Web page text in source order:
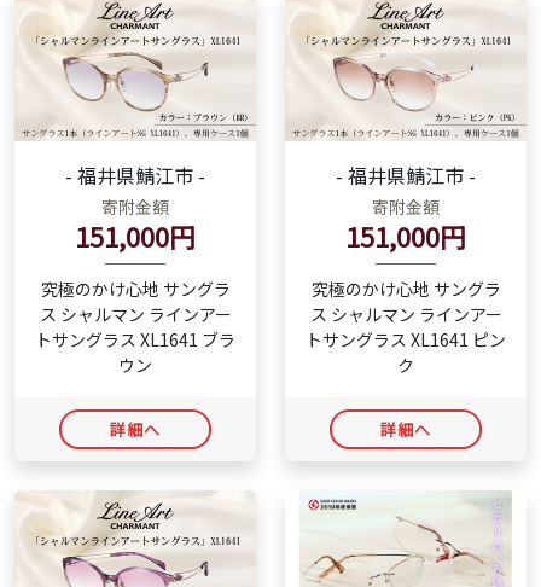
- 福井県鯖江市 -
寄附金額
151,000円
究極のかけ心地 サングラ
ス シャルマン ラインアー
トサングラス XL1641 ブラ
ウン
詳細へ
- 福井県鯖江市 -
寄附金額
151,000円
究極のかけ心地 サングラ
ス シャルマン ラインアー
トサングラス XL1641 ピン
ク
詳細へ